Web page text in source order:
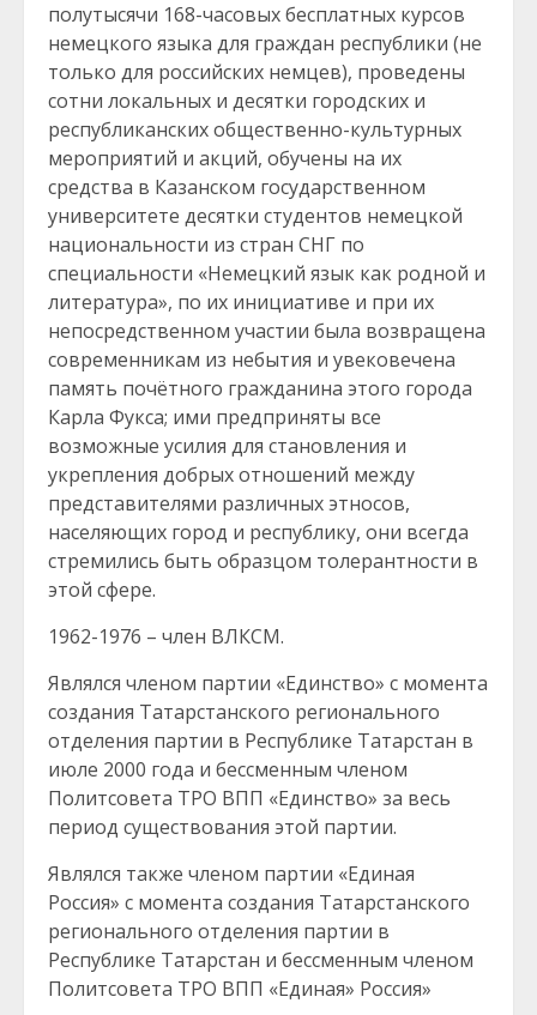
полутысячи 168-часовых бесплатных курсов
немецкого языка для граждан республики (не
только для российских немцев), проведены
сотни локальных и десятки городских и
республиканских общественно-культурных
мероприятий и акций, обучены на их
средства в Казанском государственном
университете десятки студентов немецкой
национальности из стран СНГ по
специальности «Немецкий язык как родной и
литература», по их инициативе и при их
непосредственном участии была возвращена
современникам из небытия и увековечена
память почётного гражданина этого города
Карла Фукса; ими предприняты все
возможные усилия для становления и
укрепления добрых отношений между
представителями различных этносов,
населяющих город и республику, они всегда
стремились быть образцом толерантности в
этой сфере.
1962-1976 – член ВЛКСМ.
Являлся членом партии «Единство» с момента
создания Татарстанского регионального
отделения партии в Республике Татарстан в
июле 2000 года и бессменным членом
Политсовета ТРО ВПП «Единство» за весь
период существования этой партии.
Являлся также членом партии «Единая
Россия» с момента создания Татарстанского
регионального отделения партии в
Республике Татарстан и бессменным членом
Политсовета ТРО ВПП «Единая» Россия»